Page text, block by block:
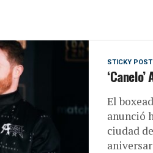
STICKY POST
El
anunció
ciudad